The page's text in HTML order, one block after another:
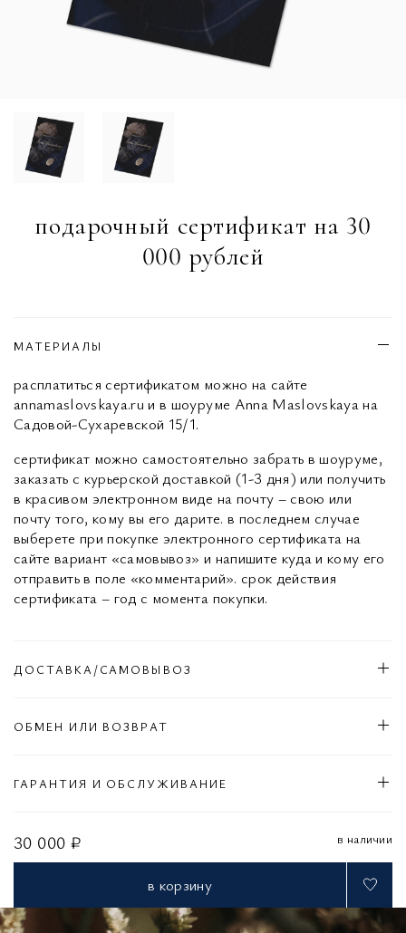
подарочный сертификат на 30
000 рублей
30 000 ₽ в наличии
в корзину
МАТЕРИАЛЫ
расплатиться сертификатом можно на сайте
annamaslovskaya.ru и в шоуруме Anna Maslovskaya на
Садовой-Сухаревской 15/1.
сертификат можно самостоятельно забрать в шоуруме,
заказать с курьерской доставкой (1-3 дня) или получить
в красивом электронном виде на почту – свою или
почту того, кому вы его дарите. в последнем случае
выберете при покупке электронного сертификата на
сайте вариант «самовывоз» и напишите куда и кому его
отправить в поле «комментарий». срок действия
сертификата – год с момента покупки.
ДОСТАВКА/САМОВЫВОЗ
ОБМЕН ИЛИ ВОЗВРАТ
ГАРАНТИЯ И ОБСЛУЖИВАНИЕ